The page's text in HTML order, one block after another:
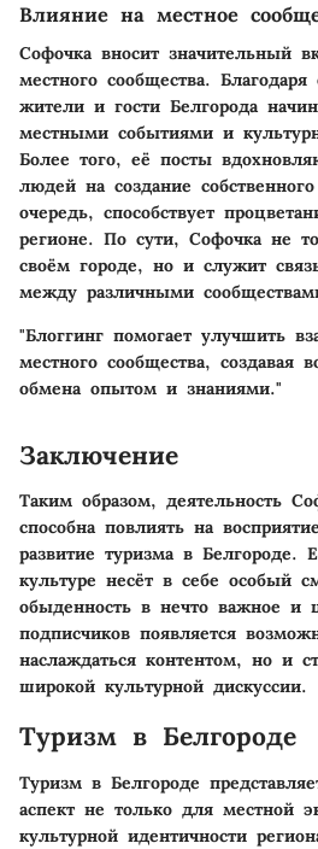
Влияние на местное
Софочка вносит значительный
местного сообщества.
жители и гости Белгорода
местными событиями и
Более того, её посты
людей на создание
очередь, способствует
регионе. По сути, Софочка не
своём городе, но и служит
между различными
"Блоггинг помогает улучшить
местного сообщества, создавая
обмена опытом и знаниями."
Заключение
Таким образом, деятельность
способна повлиять на
развитие туризма в Белгороде.
культуре несёт в себе особый
обыденность в нечто важное и
подписчиков появляется
наслаждаться контентом, но и
широкой культурной дискуссии.
Туризм в Белгороде
Туризм в Белгороде
аспект не только для местной
культурной идентичности